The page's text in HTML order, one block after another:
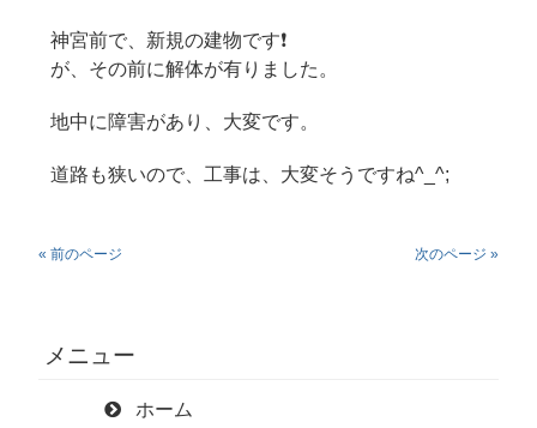
神宮前で、新規の建物です❗
が、その前に解体が有りました。
地中に障害があり、大変です。
道路も狭いので、工事は、大変そうですね^_^;
« 前のページ 次のページ »
メニュー
ホーム